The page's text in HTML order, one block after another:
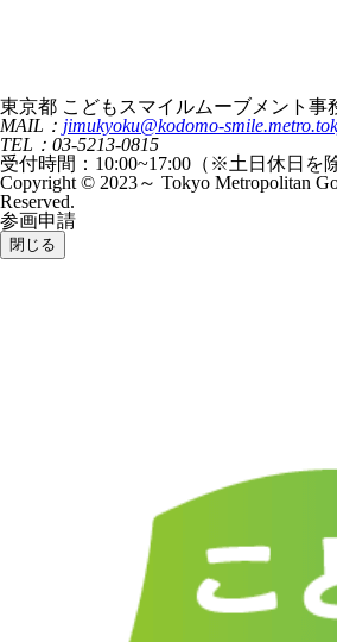
東京都 こどもスマイルムーブメント事
MAIL： jimukyoku@kodomo-
TEL：03-5213-0815
受付時間：10:00~17:00（※土日休日を
Copyright © 2023～ Tokyo Metropolitan
Reserved.
参画申請
閉じる